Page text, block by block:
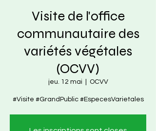
Visite de l'office
communautaire des
variétés végétales
(OCVV)
jeu. 12 mai OCVV
#Visite #GrandPublic #EspecesVarietales